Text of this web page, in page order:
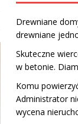
Drewniane
drewniane
Skuteczne
w betonie.
Komu
Administrator
wycena